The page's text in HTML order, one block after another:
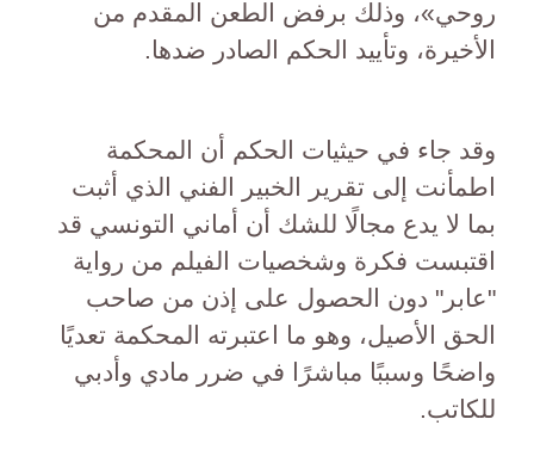
روحي»، وذلك برفض الطعن المقدم من
الأخيرة، وتأييد الحكم الصادر ضدها.
وقد جاء في حيثيات الحكم أن المحكمة
اطمأنت إلى تقرير الخبير الفني الذي أثبت
بما لا يدع مجالًا للشك أن أماني التونسي قد
اقتبست فكرة وشخصيات الفيلم من رواية
"عابر" دون الحصول على إذن من صاحب
الحق الأصيل، وهو ما اعتبرته المحكمة تعديًا
واضحًا وسببًا مباشرًا في ضرر مادي وأدبي
للكاتب.